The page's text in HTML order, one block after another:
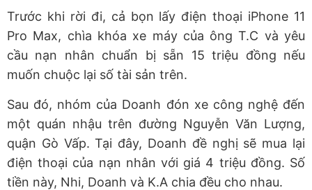
Trước khi rời đi, cả bọn lấy điện thoại iPhone 11
Pro Max, chìa khóa xe máy của ông T.C và yêu
cầu nạn nhân chuẩn bị sẵn 15 triệu đồng nếu
muốn chuộc lại số tài sản trên.
Sau đó, nhóm của Doanh đón xe công nghệ đến
một quán nhậu trên đường Nguyễn Văn Lượng,
quận Gò Vấp. Tại đây, Doanh đề nghị sẽ mua lại
điện thoại của nạn nhân với giá 4 triệu đồng. Số
tiền này, Nhi, Doanh và K.A chia đều cho nhau.